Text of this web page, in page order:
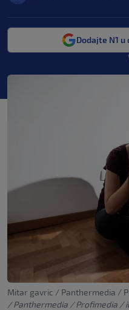
Dodajte N1
Mitar gavric / Panthermedia /
/ Panthermedia / Profimedia /